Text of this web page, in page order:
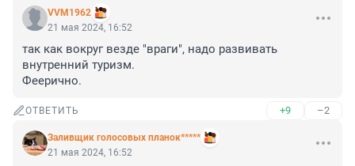
VVM1962
21 мая 2024, 16:52
так как вокруг везде "враги", надо развивать
внутренний туризм.
Феерично.
ОТВЕТИТЬ +9 –2
Заливщик голосовых планок*****
21 мая 2024, 16:52